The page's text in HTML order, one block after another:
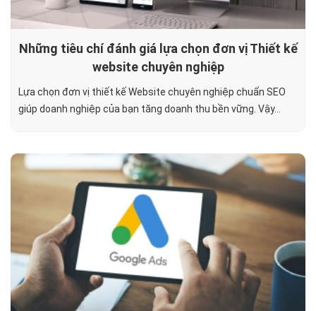
Những tiêu chí đánh giá lựa chọn đơn vị Thiết kế
website chuyên nghiệp
Lựa chọn đơn vị thiết kế Website chuyên nghiệp chuẩn SEO
giúp doanh nghiệp của bạn tăng doanh thu bền vững. Vậy...